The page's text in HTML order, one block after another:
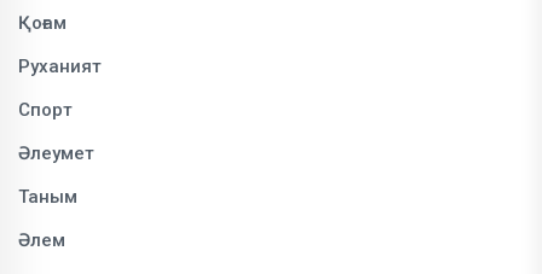
Қоғам
Руханият
Спорт
Әлеумет
Таным
Әлем